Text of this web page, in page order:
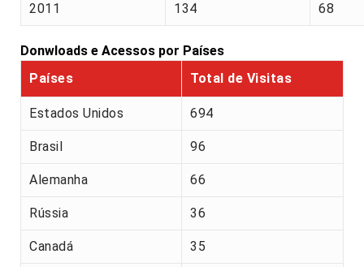
2011 134 68
Donwloads e Acessos por Países
Países
Total de Visitas
Estados Unidos 694
Brasil 96
Alemanha 66
Rússia 36
Canadá 35